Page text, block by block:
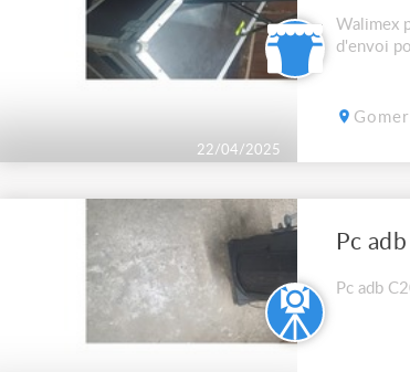
22/04/2025
Walimex
d'envoi
Gomer
Pc
Pc adb